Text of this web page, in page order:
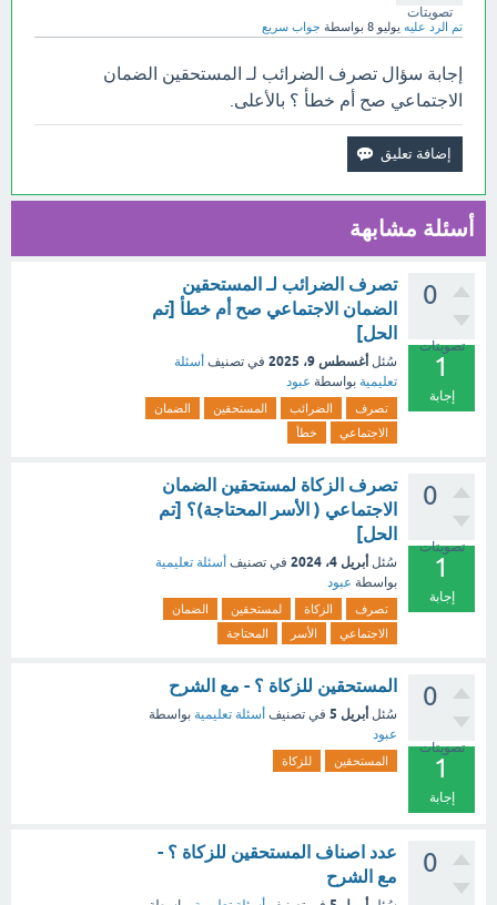
تصويتات
تم الرد عليه يوليو 8 بواسطة جواب سريع
إجابة سؤال تصرف الضرائب لـ المستحقين الضمان
الاجتماعي صح أم خطأ ؟ بالأعلى.
أسئلة مشابهة
0
تصويتات
1
إجابة
تصرف الضرائب لـ المستحقين
الضمان الاجتماعي صح أم خطأ [تم
الحل]
سُئل أغسطس 9، 2025 في تصنيف أسئلة
تعليمية بواسطة عبود
تصرف الضرائب المستحقين
الضمان
الاجتماعي
خطأ
0
تصويتات
1
إجابة
تصرف الزكاة لمستحقين الضمان
الاجتماعي ( الأسر المحتاجة)؟ [تم
الحل]
سُئل أبريل 4، 2024 في تصنيف أسئلة تعليمية
بواسطة عبود
تصرف الزكاة لمستحقين
الضمان
الاجتماعي
الأسر المحتاجة
0
تصويتات
1
إجابة
المستحقين للزكاة ؟ - مع الشرح
سُئل أبريل 5 في تصنيف أسئلة تعليمية بواسطة
عبود
المستحقين للزكاة
0
عدد اصناف المستحقين للزكاة ؟ -
مع الشرح